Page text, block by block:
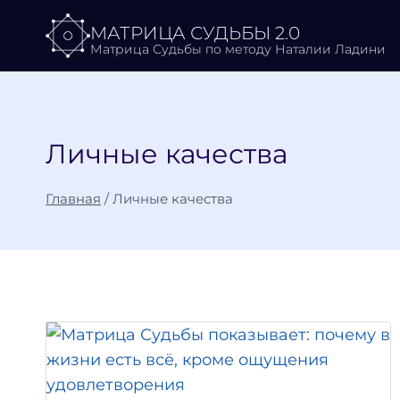
Перейти
содержимому
МАТРИЦА СУДЬБЫ 2.0
Матрица Судьбы по методу Наталии Ладини
Личные качества
Главная / Личные качества